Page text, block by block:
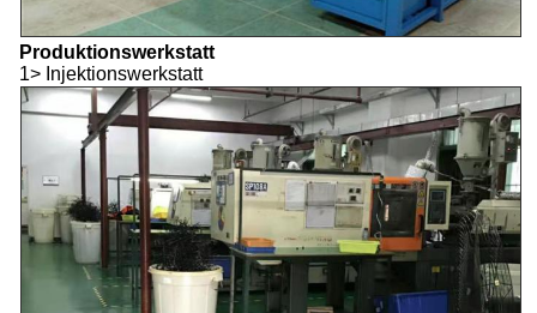
Produktionswerkstatt
1> Injektionswerkstatt